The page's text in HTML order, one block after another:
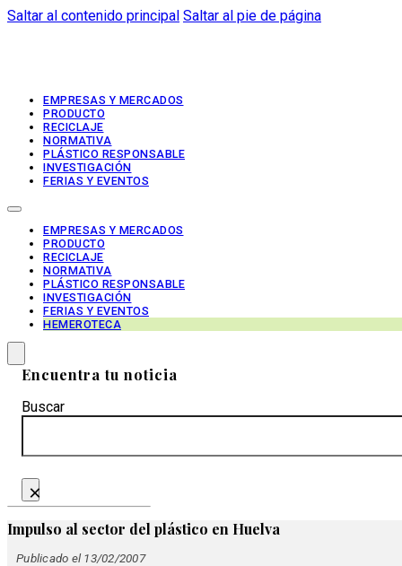
Saltar al contenido principal Saltar al pie de página
EMPRESAS Y MERCADOS
PRODUCTO
RECICLAJE
NORMATIVA
PLÁSTICO RESPONSABLE
INVESTIGACIÓN
FERIAS Y EVENTOS
EMPRESAS Y MERCADOS
PRODUCTO
RECICLAJE
NORMATIVA
PLÁSTICO RESPONSABLE
INVESTIGACIÓN
FERIAS Y EVENTOS
HEMEROTECA
Encuentra tu noticia
Buscar
×
Impulso al sector del plástico en Huelva
Publicado el 13/02/2007